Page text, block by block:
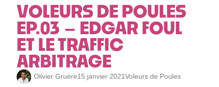
VOLEURS DE POULES
EP.03 – EDGAR FOUL
ET LE TRAFFIC
ARBITRAGE
Olivier Gruère15 janvier 2021Voleurs de Poules